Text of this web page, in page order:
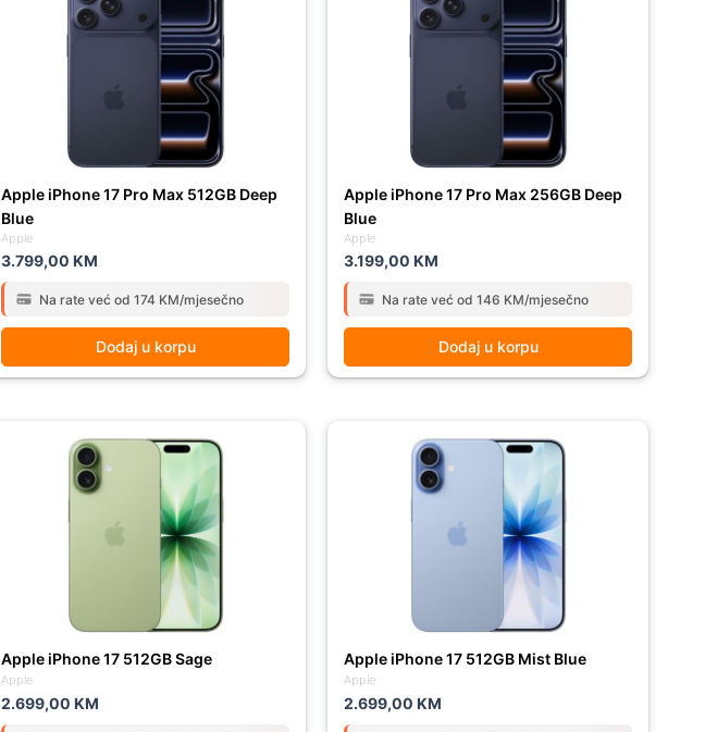
Apple
Apple iPhone 17 Pro Max 512GB Deep
Blue
3.799,00 KM
Na rate već od 174 KM/mjesečno
Dodaj u korpu
Apple
Apple iPhone 17 Pro Max 256GB Deep
Blue
3.199,00 KM
Na rate već od 146 KM/mjesečno
Dodaj u korpu
Apple
Apple iPhone 17 512GB Sage
2.699,00 KM
Apple
Apple iPhone 17 512GB Mist Blue
2.699,00 KM